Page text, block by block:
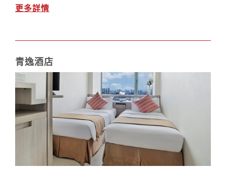
更多詳情
青逸酒店